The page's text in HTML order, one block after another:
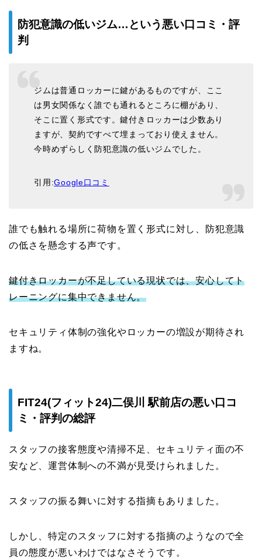
防犯意識の低いジム…という悪い口コミ・評
判
ジムは普通ロッカーに鍵があるものですが、ここ
は男女関係なく誰でも通れるところに棚があり、
そこに置く形式です。鍵付きロッカーは少数あり
ますが、契約ですべて埋まっており使えません。
今時めずらしく防犯意識の低いジムでした。
引用:Google口コミ
誰でも触れる場所に荷物を置く形式に対し、防犯意識
の低さを懸念する声です。
鍵付きロッカーが不足している現状では、安心してト
レーニングに集中できません。
セキュリティ体制の強化やロッカーの増設が期待され
ますね。
FIT24(フィット24)二俣川 駅前店の悪い口コ
ミ・評判の総評
スタッフの接客態度や清掃不足、セキュリティ面の不
安など、運営体制への不満が見受けられました。
スタッフの振る舞いに対する指摘もありました。
しかし、特定のスタッフに対する指摘のようなので全
員の態度が悪いわけではなさそうです。